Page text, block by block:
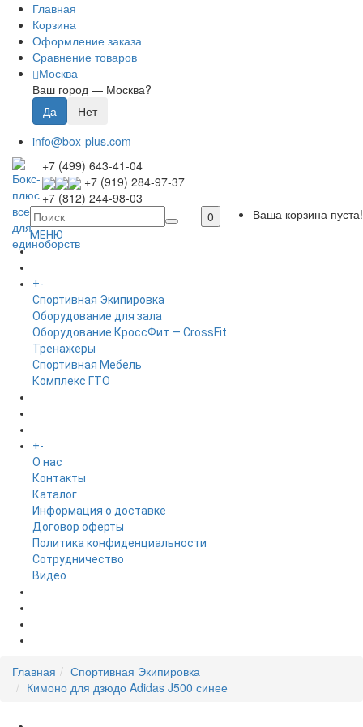
Главная
Корзина
Оформление заказа
Сравнение товаров
Москва
Ваш город — Москва?
info@box-plus.com
+7 (499) 643-41-04
+7 (919) 284-97-37
+7 (812) 244-98-03
0
Ваша корзина пуста!
МЕНЮ
ГЛАВНАЯ
+-
Спортивная Экипировка
Оборудование для зала
Оборудование КроссФит — CrossFit
Тренажеры
Спортивная Мебель
Комплекс ГТО
+-
O нас
Контакты
Каталог
Информация о доставке
Договор оферты
Политика конфиденциальности
Сотрудничество
Видео
Главная
Спортивная Экипировка
Кимоно для дзюдо Adidas J500 синее